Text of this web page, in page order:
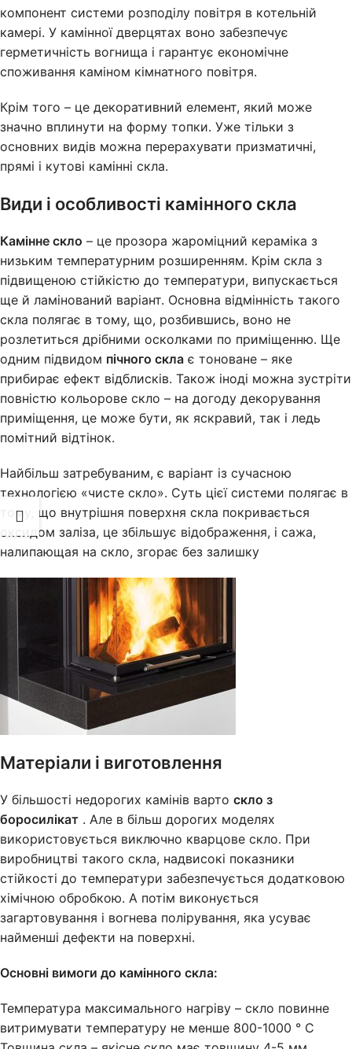
компонент системи розподілу повітря в котельній
камері. У камінної дверцятах воно забезпечує
герметичність вогнища і гарантує економічне
споживання каміном кімнатного повітря.
Крім того – це декоративний елемент, який може
значно вплинути на форму топки. Уже тільки з
основних видів можна перерахувати призматичні,
прямі і кутові камінні скла.
Види і особливості камінного скла
Камінне скло – це прозора жароміцний кераміка з
низьким температурним розширенням. Крім скла з
підвищеною стійкістю до температури, випускається
ще й ламінований варіант. Основна відмінність такого
скла полягає в тому, що, розбившись, воно не
розлетиться дрібними осколками по приміщенню. Ще
одним підвидом пічного скла є тоноване – яке
прибирає ефект відблисків. Також іноді можна зустріти
повністю кольорове скло – на догоду декорування
приміщення, це може бути, як яскравий, так і ледь
помітний відтінок.
Найбільш затребуваним, є варіант із сучасною
технологією «чисте скло». Суть цієї системи полягає в
тому, що внутрішня поверхня скла покривається
оксидом заліза, це збільшує відображення, і сажа,
налипающая на скло, згорає без залишку
Матеріали і виготовлення
У більшості недорогих камінів варто скло з
боросилікат . Але в більш дорогих моделях
використовується виключно кварцове скло. При
виробництві такого скла, надвисокі показники
стійкості до температури забезпечується додатковою
хімічною обробкою. А потім виконується
загартовування і вогнева полірування, яка усуває
найменші дефекти на поверхні.
Основні вимоги до камінного скла:
Температура максимального нагріву – скло повинне
витримувати температуру не менше 800-1000 ° С